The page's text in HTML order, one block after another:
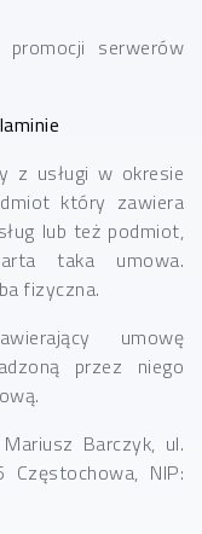
promocji serwerów
z usługi w okresie
który zawiera
lub też podmiot,
taka umowa.
fizyczna.
umowę
przez niego
Barczyk, ul.
NIP: